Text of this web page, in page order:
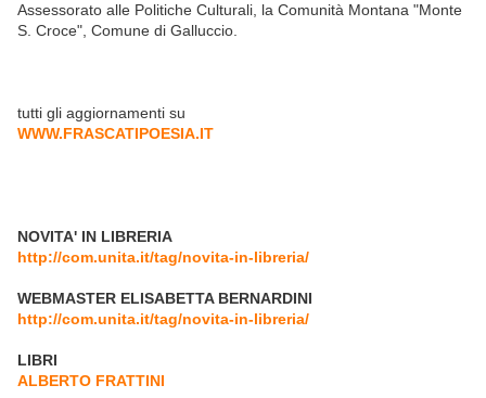
Assessorato alle Politiche Culturali, la Comunità Montana "Monte
S. Croce", Comune di Galluccio.
tutti gli aggiornamenti su
WWW.FRASCATIPOESIA.IT
NOVITA' IN LIBRERIA
http://com.unita.it/tag/novita-in-libreria/
WEBMASTER ELISABETTA BERNARDINI
http://com.unita.it/tag/novita-in-libreria/
LIBRI
ALBERTO FRATTINI